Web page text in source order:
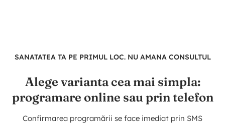
SANATATEA TA PE PRIMUL LOC. NU AMANA CONSULTUL
Alege varianta cea mai simpla:
programare online sau prin telefon
Confirmarea programării se face imediat prin SMS